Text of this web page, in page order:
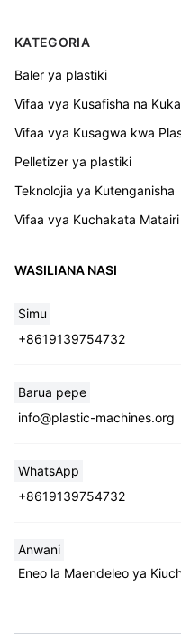
KATEGORIA
Baler ya plastiki
Vifaa vya Kusafisha na
Vifaa vya Kusagwa kwa
Pelletizer ya plastiki
Teknolojia ya Kutenganisha
Vifaa vya Kuchakata Matairi
WASILIANA NASI
Simu
+8619139754732
Barua pepe
info@plastic-machines.org
WhatsApp
+8619139754732
Anwani
Eneo la Maendeleo ya